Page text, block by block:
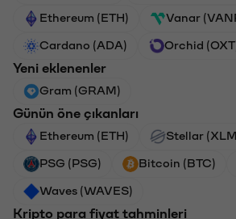
Ethereum (ETH) Vanar
Cardano (ADA) Orchid
Yeni eklenenler
Gram (GRAM)
Günün öne çıkanları
Ethereum (ETH) Stellar
PSG (PSG) Bitcoin (BTC)
Waves (WAVES)
Kripto para fiyat tahminleri